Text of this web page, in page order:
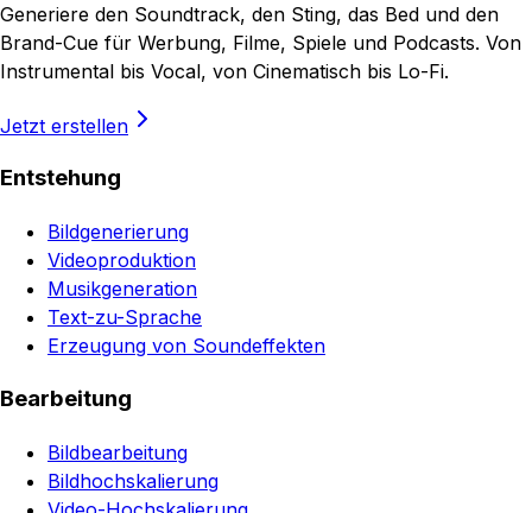
Generiere den Soundtrack, den Sting, das Bed und den
Brand-Cue für Werbung, Filme, Spiele und Podcasts. Von
Instrumental bis Vocal, von Cinematisch bis Lo-Fi.
Jetzt erstellen
Entstehung
Bildgenerierung
Videoproduktion
Musikgeneration
Text-zu-Sprache
Erzeugung von Soundeffekten
Bearbeitung
Bildbearbeitung
Bildhochskalierung